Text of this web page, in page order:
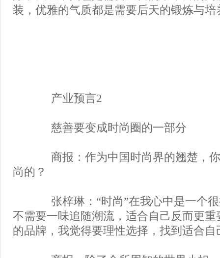
装，优雅的气质都是需要后天的锻炼与培
产业预言2
慈善要变成时尚圈的一部分
商报：作为中国时尚界的翘楚，你
尚的？
张梓琳：“时尚”在我心中是一个很
不需要一味追随潮流，适合自己反而更重
的品牌，我觉得要理性选择，找到适合自